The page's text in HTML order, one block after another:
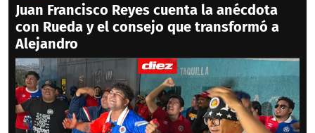
Juan Francisco Reyes cuenta la anécdota
con Rueda y el consejo que transformó a
Alejandro